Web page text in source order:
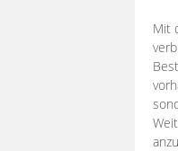
Mit